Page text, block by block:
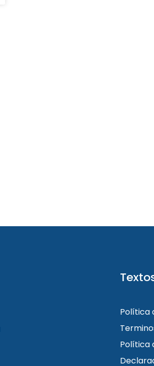
Política
Política